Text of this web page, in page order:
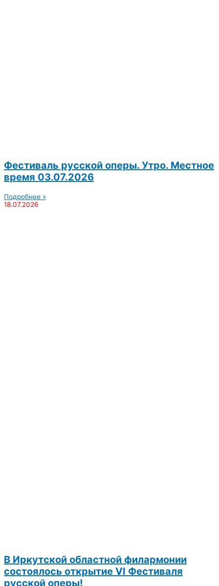
Фестиваль русской оперы. Утро. Местное
время 03.07.2026
Подробнее »
18.07.2026
В Иркутской областной филармонии
состоялось открытие VI Фестиваля
русской оперы!